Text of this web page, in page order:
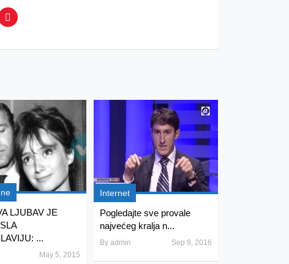
LJUBAV JE
...
May 5, 2015
Internet
Pogledajte sve provale
najvećeg kralja n...
By admin Sep 9, 2016